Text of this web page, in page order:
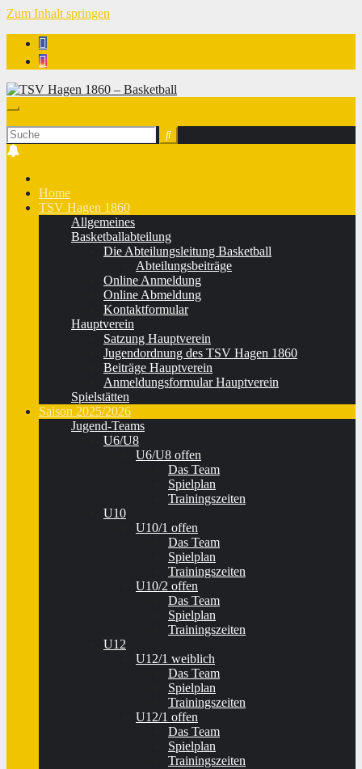
Zum Inhalt springen
Home
TSV Hagen 1860
Allgemeines
Basketballabteilung
Die Abteilungsleitung Basketball
Abteilungsbeiträge
Online Anmeldung
Online Abmeldung
Kontaktformular
Hauptverein
Satzung Hauptverein
Jugendordnung des TSV Hagen 1860
Beiträge Hauptverein
Anmeldungsformular Hauptverein
Spielstätten
Saison 2025/2026
Jugend-Teams
U6/U8
U6/U8 offen
Das Team
Spielplan
Trainingszeiten
U10
U10/1 offen
Das Team
Spielplan
Trainingszeiten
U10/2 offen
Das Team
Spielplan
Trainingszeiten
U12
U12/1 weiblich
Das Team
Spielplan
Trainingszeiten
U12/1 offen
Das Team
Spielplan
Trainingszeiten